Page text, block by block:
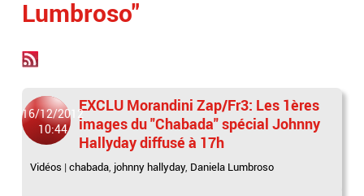
Lumbroso"
16/12/2012
10:44
EXCLU Morandini Zap/Fr3: Les 1ères
images du "Chabada" spécial Johnny
Hallyday diffusé à 17h
Vidéos |chabada, johnny hallyday, Daniela Lumbroso